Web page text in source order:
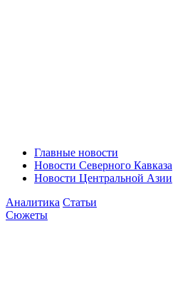
Главные новости
Новости Северного Кавказа
Новости Центральной Азии
Аналитика Статьи
Сюжеты